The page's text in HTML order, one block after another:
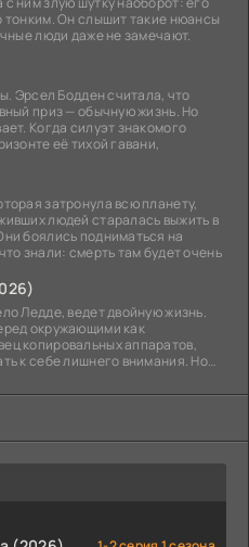
тонким. Он слышит такие нюансы
люди даже не замечают.
Эрсел Бодден считала, что
приз — обычную жизнь. Но
Когда силуэт знакомого
её тихой гавани,
затронула всю планету,
людей старалась выжить в
боялись подниматься на
знали: смерть там будет очень
Ледде, ведет двойную жизнь.
окружающими как
копировальных аппаратов,
к себе лишнего внимания. Но